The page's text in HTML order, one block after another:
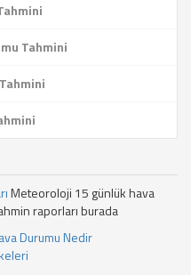
Tahmini
Meteoroloji 15 günlük hava
raporları burada
Durumu Nedir